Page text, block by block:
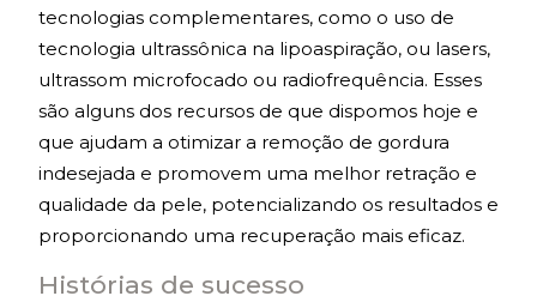
tecnologias complementares, como o uso de
tecnologia ultrassônica na lipoaspiração, ou lasers,
ultrassom microfocado ou radiofrequência. Esses
são alguns dos recursos de que dispomos hoje e
que ajudam a otimizar a remoção de gordura
indesejada e promovem uma melhor retração e
qualidade da pele, potencializando os resultados e
proporcionando uma recuperação mais eficaz.
Histórias de sucesso